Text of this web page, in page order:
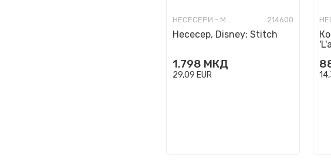
НЕСЕСЕРИ - МОДНИ 214600
Несесер, Disney: Stitch
1.798 МКД
29,09 EUR